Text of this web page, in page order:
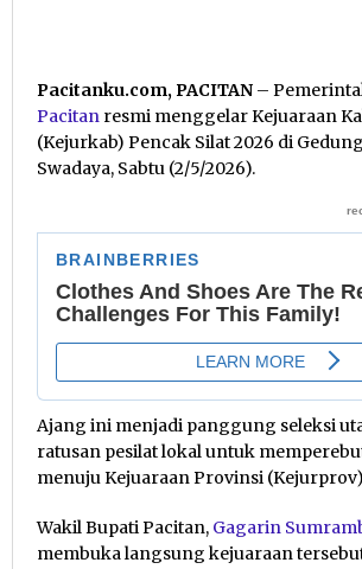
Pacitanku.com, PACITAN –
Pacitan resmi menggelar Kejuaraan
(Kejurkab) Pencak Silat 2026 di
Swadaya, Sabtu (2/5/2026).
Ajang ini menjadi panggung seleksi
ratusan pesilat lokal untuk
menuju Kejuaraan Provinsi
Wakil Bupati Pacitan, Gagarin
membuka langsung kejuaraan